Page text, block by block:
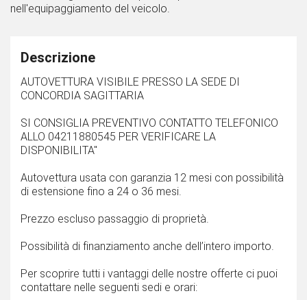
nell'equipaggiamento del veicolo.
Descrizione
AUTOVETTURA VISIBILE PRESSO LA SEDE DI
CONCORDIA SAGITTARIA
SI CONSIGLIA PREVENTIVO CONTATTO TELEFONICO
ALLO 04211880545 PER VERIFICARE LA
DISPONIBILITA''
Autovettura usata con garanzia 12 mesi con possibilità
di estensione fino a 24 o 36 mesi.
Prezzo escluso passaggio di proprietà.
Possibilità di finanziamento anche dell’intero importo.
Per scoprire tutti i vantaggi delle nostre offerte ci puoi
contattare nelle seguenti sedi e orari: